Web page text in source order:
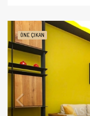
ÖNE ÇIKAN